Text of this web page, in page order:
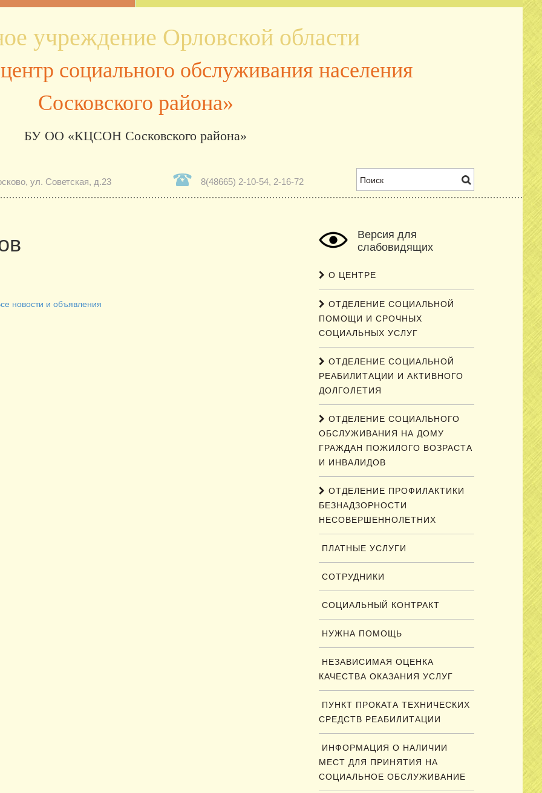
учреждение Орловской области
социального обслуживания населения
Сосковского района»
ул. Советская, д.23 8(48665) 2-10-54, 2-16-72
новости и объявления
Версия для
слабовидящих
О ЦЕНТРЕ
ОТДЕЛЕНИЕ СОЦИАЛЬНОЙ
ПОМОЩИ И СРОЧНЫХ
СОЦИАЛЬНЫХ УСЛУГ
ОТДЕЛЕНИЕ СОЦИАЛЬНОЙ
РЕАБИЛИТАЦИИ И АКТИВНОГО
ДОЛГОЛЕТИЯ
ОТДЕЛЕНИЕ СОЦИАЛЬНОГО
ОБСЛУЖИВАНИЯ НА ДОМУ
ГРАЖДАН ПОЖИЛОГО ВОЗРАСТА
И ИНВАЛИДОВ
ОТДЕЛЕНИЕ ПРОФИЛАКТИКИ
БЕЗНАДЗОРНОСТИ
НЕСОВЕРШЕННОЛЕТНИХ
ПЛАТНЫЕ УСЛУГИ
СОТРУДНИКИ
СОЦИАЛЬНЫЙ КОНТРАКТ
НУЖНА ПОМОЩЬ
НЕЗАВИСИМАЯ ОЦЕНКА
КАЧЕСТВА ОКАЗАНИЯ УСЛУГ
ПУНКТ ПРОКАТА ТЕХНИЧЕСКИХ
СРЕДСТВ РЕАБИЛИТАЦИИ
ИНФОРМАЦИЯ О НАЛИЧИИ
МЕСТ ДЛЯ ПРИНЯТИЯ НА
СОЦИАЛЬНОЕ ОБСЛУЖИВАНИЕ